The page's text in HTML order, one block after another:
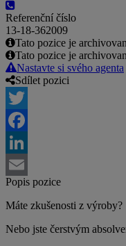
Referenční číslo
13-18-362009
Tato pozice je
Tato pozice je
Nastavte si svého agenta
Sdílet pozici
Twitter
Facebook
LinkedIn
Email
Popis pozice
Máte zkušenosti z výroby?
Nebo jste čerstvým